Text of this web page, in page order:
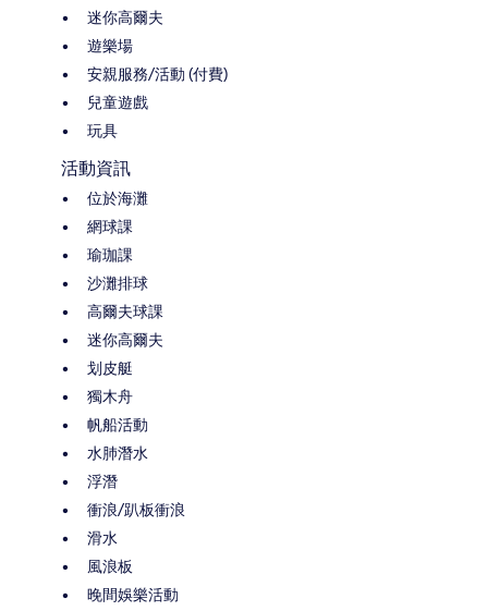
迷你高爾夫
遊樂場
安親服務/活動 (付費)
兒童遊戲
玩具
活動資訊
位於海灘
網球課
瑜珈課
沙灘排球
高爾夫球課
迷你高爾夫
划皮艇
獨木舟
帆船活動
水肺潛水
浮潛
衝浪/趴板衝浪
滑水
風浪板
晚間娛樂活動